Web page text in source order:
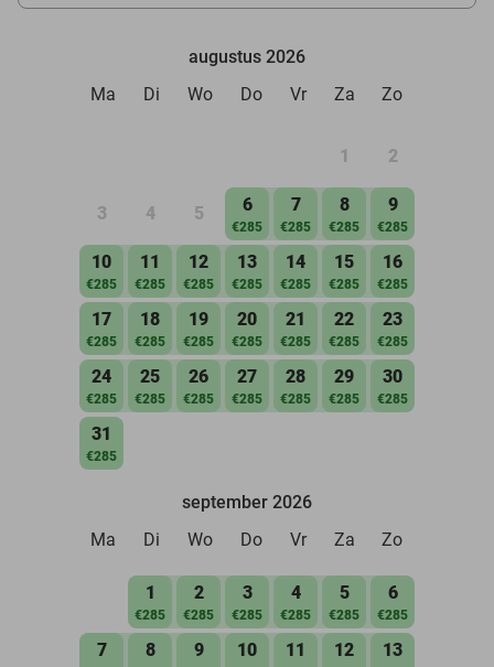
augustus 2026
Ma
Di Wo Do Vr Za Zo
1 2
3 4 5 6
€285
7
€285
8
€285
9
€285
10
€285
11
€285
12
€285
13
€285
14
€285
15
€285
16
€285
17
€285
18
€285
19
€285
20
€285
21
€285
22
€285
23
€285
24
€285
25
€285
26
€285
27
€285
28
€285
29
€285
30
€285
31
€285
september 2026
Ma
Di Wo Do Vr Za Zo
1
€285
2
€285
3
€285
4
€285
5
€285
6
€285
7 8 9 10 11 12 13